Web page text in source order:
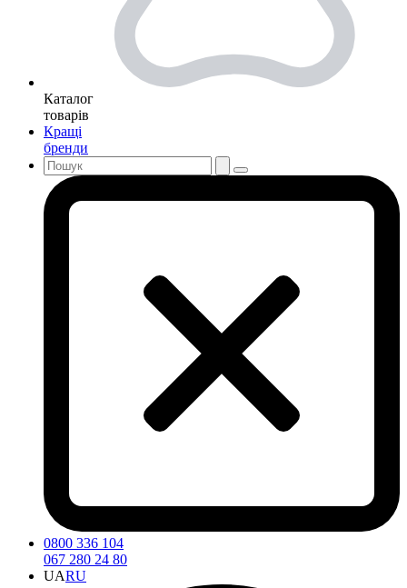
Каталог
товарів
Кращі
бренди
0800 336 104
067 280 24 80
UARU